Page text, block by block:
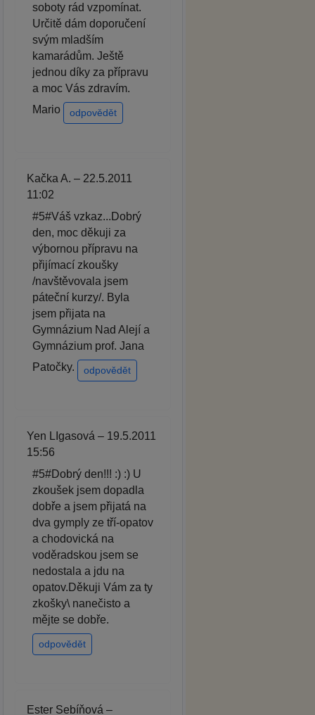
soboty rád vzpomínat.
Určitě dám doporučení
svým mladším
kamarádům. Ještě
jednou díky za přípravu
a moc Vás zdravím.
Mario
odpovědět
Kačka A. – 22.5.2011
11:02
#5#Váš vzkaz...Dobrý
den, moc děkuji za
výbornou přípravu na
přijímací zkoušky
/navštěvovala jsem
páteční kurzy/. Byla
jsem přijata na
Gymnázium Nad Alejí a
Gymnázium prof. Jana
Patočky.
odpovědět
Yen LIgasová – 19.5.2011
15:56
#5#Dobrý den!!! :) :) U
zkoušek jsem dopadla
dobře a jsem přijatá na
dva gymply ze tří-opatov
a chodovická na
voděradskou jsem se
nedostala a jdu na
opatov.Děkuji Vám za ty
zkošky\ nanečisto a
mějte se dobře.
odpovědět
Ester Sebíňová –